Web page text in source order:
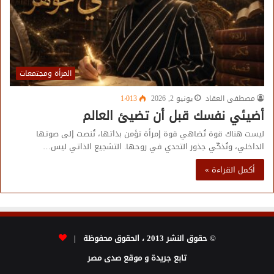
المرأة ومجتمعات
مصطفى العقاد
يونيو 2, 2026 1٬013
أضيئي نفسك قبل أن تضيئ العالم
ليست هناك قوة تُضاهي قوة إمرأة تؤمن بذاتها، تُنصت إلى صوتها
الداخلي، وتُذكّي جذور التحدي في روحها. التشجيع الذاتي ليس…
أكمل القراءة »
© حقوق النشر 2013 ، الحقوق محفوظة |
تابع جريدة و موقع صدى مصر